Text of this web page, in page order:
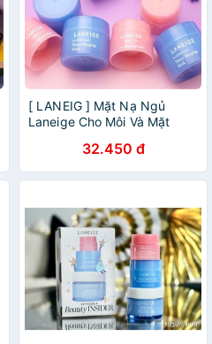
[ LANEIG ] Mặt Nạ Ngủ
Laneige Cho Môi Và Mặt
32.450 đ